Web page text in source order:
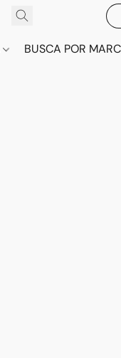
BUSCA POR